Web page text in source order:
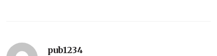
pub1234